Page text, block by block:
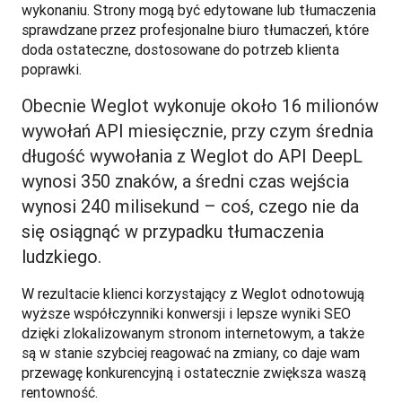
wykonaniu. Strony mogą być edytowane lub tłumaczenia
sprawdzane przez profesjonalne biuro tłumaczeń, które
doda ostateczne, dostosowane do potrzeb klienta
poprawki.
Obecnie Weglot wykonuje około 16 milionów
wywołań API miesięcznie, przy czym średnia
długość wywołania z Weglot do API DeepL
wynosi 350 znaków, a średni czas wejścia
wynosi 240 milisekund – coś, czego nie da
się osiągnąć w przypadku tłumaczenia
ludzkiego.
W rezultacie klienci korzystający z Weglot odnotowują
wyższe współczynniki konwersji i lepsze wyniki SEO
dzięki zlokalizowanym stronom internetowym, a także
są w stanie szybciej reagować na zmiany, co daje wam
przewagę konkurencyjną i ostatecznie zwiększa waszą
rentowność.